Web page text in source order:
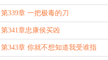
第339章 一把极毒的刀
第341章忠康侯买凶
第343章 你就不想知道我受谁指